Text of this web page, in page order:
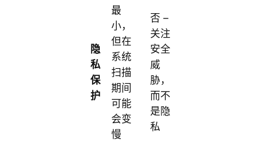
隐
私
保
护
最
小，
但在
系统
扫描
期间
可能
会变
慢
否 –
关注
安全
威
胁，
而不
是隐
私